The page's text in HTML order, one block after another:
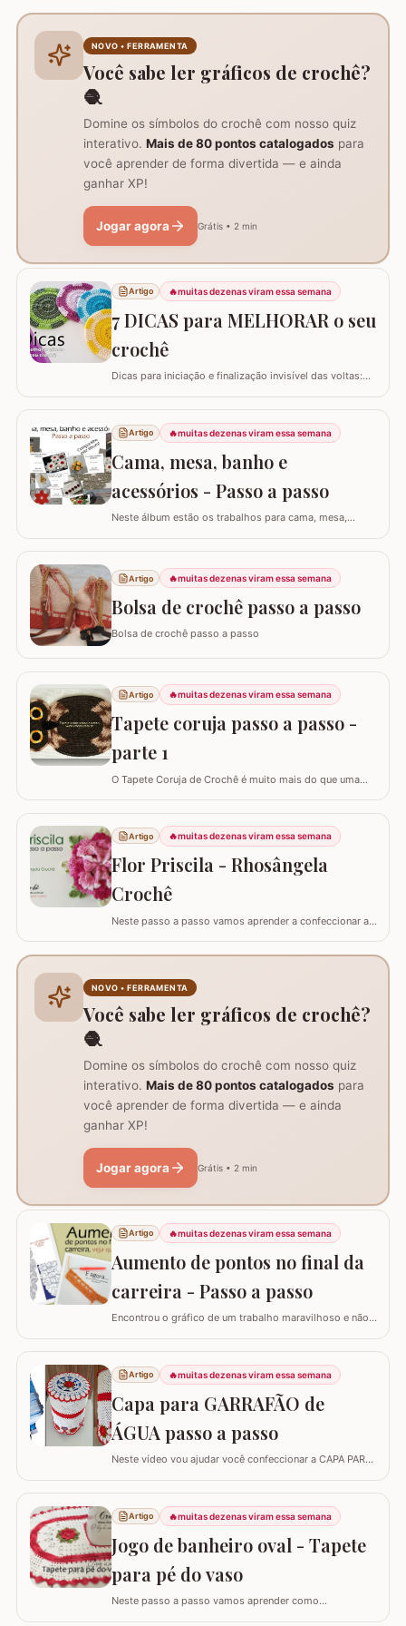
carregador dentro da bolsa, ele funciona como um
suporte inteligente na hora de carregar seu…
NOVO • FERRAMENTA
Você sabe ler gráficos de crochê?
🧶
Domine os símbolos do crochê com nosso quiz
interativo. Mais de 80 pontos catalogados para
você aprender de forma divertida — e ainda
ganhar XP!
Jogar agora Grátis • 2 min
Artigo 🔥muitas dezenas viram essa semana
7 DICAS para MELHORAR o seu
crochê
Dicas para iniciação e finalização invisível das voltas:
garante um acabamento quase imperceptível nas
iniciações e finalizações das voltas, resultando em um
trabalho mais elegante. Variações de pontos com o
falso ponto alto: Experimentar…
Artigo 🔥muitas dezenas viram essa semana
Cama, mesa, banho e
acessórios - Passo a passo
Neste álbum estão os trabalhos para cama, mesa,
clicar nas imagens! Trilhos/caminhos e centro de mesa
Sousplat Puxa-saco e porta-pano de prato Squares para
colcha de cama Outros Álbuns que temos no blog
Artigo 🔥muitas dezenas viram essa semana
Bolsa de crochê passo a passo
Bolsa de crochê passo a passo
Artigo 🔥muitas dezenas viram essa semana
Tapete coruja passo a passo -
parte 1
O Tapete Coruja de Crochê é muito mais do que uma
sabedoria com a delicadeza do feito à mão. Embora a
coruja real consiga girar o pescoço em 270°, a nossa
versão em crochê é ainda mais versátil: podemos criá-
la em todas as cores e estilos,…
Artigo 🔥muitas dezenas viram essa semana
Flor Priscila - Rhosângela
Crochê
Neste passo a passo vamos aprender a confeccionar a
conhecer, curtir e adquirir os trabalhos desta artesã
deixem de se inscrever em seu canal no YouTube –&gt;
NOVO • FERRAMENTA
Você sabe ler gráficos de crochê?
🧶
Domine os símbolos do crochê com nosso quiz
interativo. Mais de 80 pontos catalogados para
você aprender de forma divertida — e ainda
ganhar XP!
Jogar agora Grátis • 2 min
Artigo 🔥muitas dezenas viram essa semana
Aumento de pontos no final da
carreira - Passo a passo
Encontrou o gráfico de um trabalho maravilhoso e não
explicar de forma simples como interpretar o gráfico,
calcular a quantidade de correntes para iniciar um
trabalho e aumentar a quantidade de pontos no início ou
no final da carreira. (Link para…
Artigo 🔥muitas dezenas viram essa semana
Capa para GARRAFÃO de
ÁGUA passo a passo
Neste vídeo vou ajudar você confeccionar a CAPA PARA
sucesso agora com passo a passo super detalhado.
Esta capa veste bem um GARRAFÃO de 20 l e você pode
diminuir a quantidade de flores para fazer a capa para
um garrafão menor, aliás, se o seu ponto for…
Artigo 🔥muitas dezenas viram essa semana
Jogo de banheiro oval - Tapete
para pé do vaso
Neste passo a passo vamos aprender como